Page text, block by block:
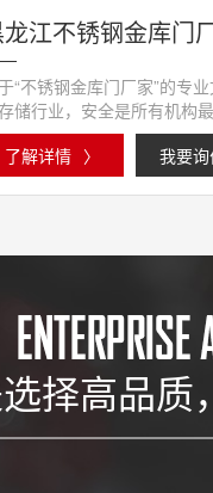
江不锈钢金库门
“不锈钢金库门厂家”的专
储行业，安全是所有机构最
了解详情 〉 我要
择高品质